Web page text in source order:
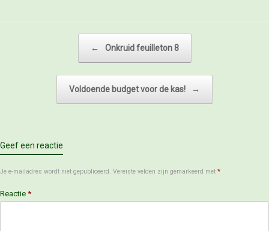
← Onkruid feuilleton 8
Voldoende budget voor de kas! →
Geef een reactie
Je e-mailadres wordt niet gepubliceerd. Vereiste velden zijn gemarkeerd met *
Reactie *